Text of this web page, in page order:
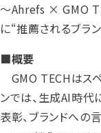
～Ahrefs × GMO
に“推薦されるブラ
■概要
GMO TECHはスペ
ンでは、生成AI時代
表彰、ブランドへの